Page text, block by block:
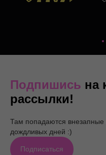
Подпишись на
рассылки!
Там попадаются
дождливых дней :)
Подписаться